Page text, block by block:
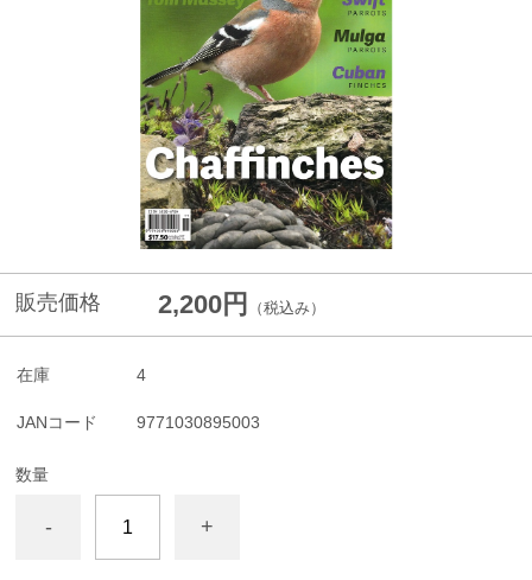
販売価格 2,200円 （税込み）
在庫 4
JANコード 9771030895003
数量
- +